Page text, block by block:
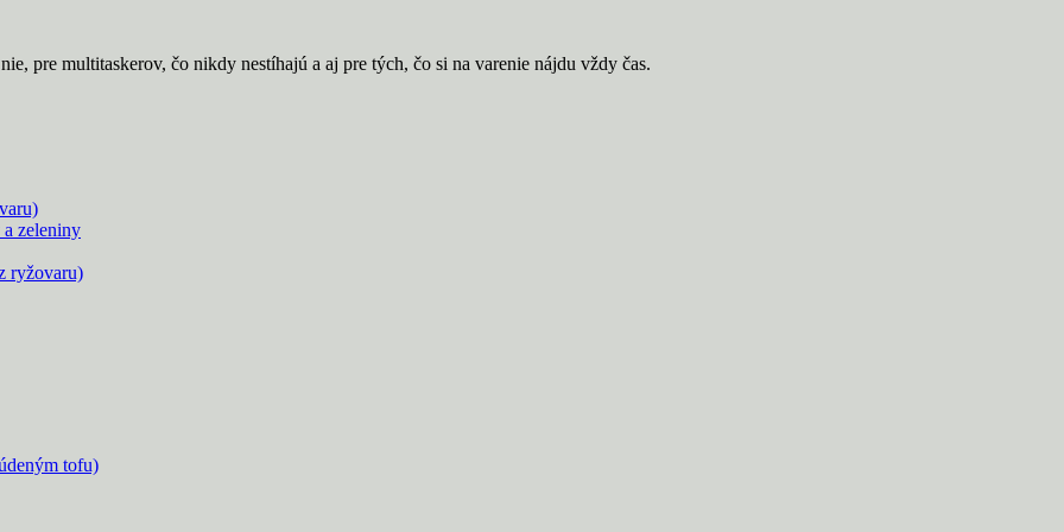
pre multitaskerov, čo nikdy nestíhajú a aj pre tých, čo si na varenie nájdu vždy čas.
zeleniny
ryžovaru)
tofu)